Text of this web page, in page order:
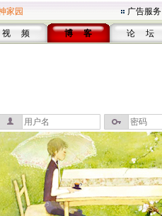
家园 广告服务
视 频 博 客 论 坛